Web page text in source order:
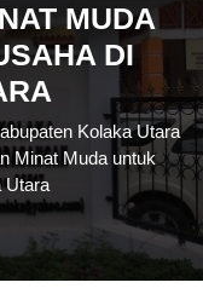
MUDA
DI
Kolaka Utara
Minat Muda untuk
Utara